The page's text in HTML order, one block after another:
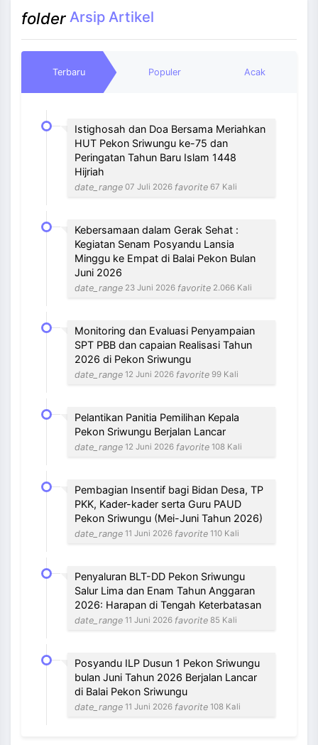
folder Arsip Artikel
Terbaru Populer Acak
Istighosah dan Doa Bersama Meriahkan
HUT Pekon Sriwungu ke-75 dan
Peringatan Tahun Baru Islam 1448
Hijriah
date_range 07 Juli 2026 favorite 67 Kali
Kebersamaan dalam Gerak Sehat :
Kegiatan Senam Posyandu Lansia
Minggu ke Empat di Balai Pekon Bulan
Juni 2026
date_range 23 Juni 2026 favorite 2.066 Kali
Monitoring dan Evaluasi Penyampaian
SPT PBB dan capaian Realisasi Tahun
2026 di Pekon Sriwungu
date_range 12 Juni 2026 favorite 99 Kali
Pelantikan Panitia Pemilihan Kepala
Pekon Sriwungu Berjalan Lancar
date_range 12 Juni 2026 favorite 108 Kali
Pembagian Insentif bagi Bidan Desa, TP
PKK, Kader-kader serta Guru PAUD
Pekon Sriwungu (Mei-Juni Tahun 2026)
date_range 11 Juni 2026 favorite 110 Kali
Penyaluran BLT-DD Pekon Sriwungu
Salur Lima dan Enam Tahun Anggaran
2026: Harapan di Tengah Keterbatasan
date_range 11 Juni 2026 favorite 85 Kali
Posyandu ILP Dusun 1 Pekon Sriwungu
bulan Juni Tahun 2026 Berjalan Lancar
di Balai Pekon Sriwungu
date_range 11 Juni 2026 favorite 108 Kali